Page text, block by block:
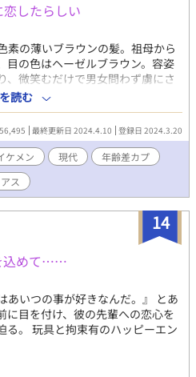
したらしい
の薄いブラウンの髪。祖母から
目の色はヘーゼルブラウン。容姿
、微笑むだけで男女問わず虜にさ
は、性格が最悪に悪いことと、男
さだ。 わがまま、自分勝手、自
は、他人なんてただの欲求解消の
それでよかった。 そんな碧人が
前にpixivで投稿した小説をアレ
人物や設定はオリジナルです。
読む
最終更新日 2024.4.10 登録日 2024.3.20
ケメン 現代
年齢差カプ
ス
14
込めて……
あいつの事が好きなんだ。』 とあ
に目を付け、彼の先輩への恋心を
る。 玩具と拘束有のハッピーエン